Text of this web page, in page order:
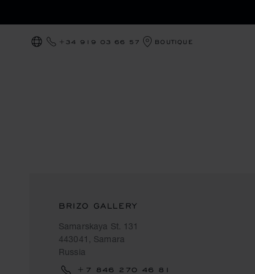
LOCALIZACIÓN (CAMBIAR PAÍS)
+34 919 03 66 57 BOUTIQUE
BRIZO GALLERY
Samarskaya St. 131
443041, Samara
Russia
+7 846 270 46 81